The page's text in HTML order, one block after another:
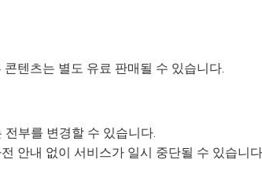
텐츠는 별도 유료 판매될 수 있습니다.
부를 변경할 수 있습니다.
안내 없이 서비스가 일시 중단될 수 있습니